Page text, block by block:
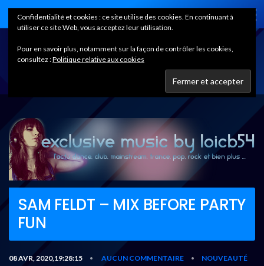
Home
SAM FELDT – MIX BEFORE PARTY
FUN
08 AVR, 2020,19:28:15 • AUCUN COMMENTAIRE •
NOUVEAUTÉ
Confidentialité et cookies : ce site utilise des cookies. En continuant à
utiliser ce site Web, vous acceptez leur utilisation.
Pour en savoir plus, notamment sur la façon de contrôler les cookies,
consultez :Politique relative aux cookies